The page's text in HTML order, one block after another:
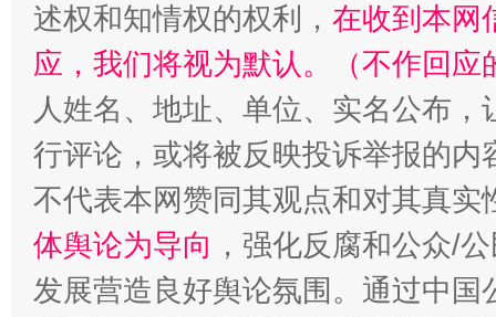
述权和知情权的权利， 在收到本网
应，我们将视为默认。（不作回应
人姓名、地址、单位、实名公布
行评论，或将被反映投诉举报的
不代表本网赞同其观点和对其真实
体舆论为导向 ，强化反腐和公众/
发展营造良好舆论氛围。通过中